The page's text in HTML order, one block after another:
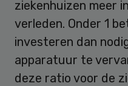
ziekenhuizen meer
verleden. Onder 1
investeren dan
apparatuur te
deze ratio voor de